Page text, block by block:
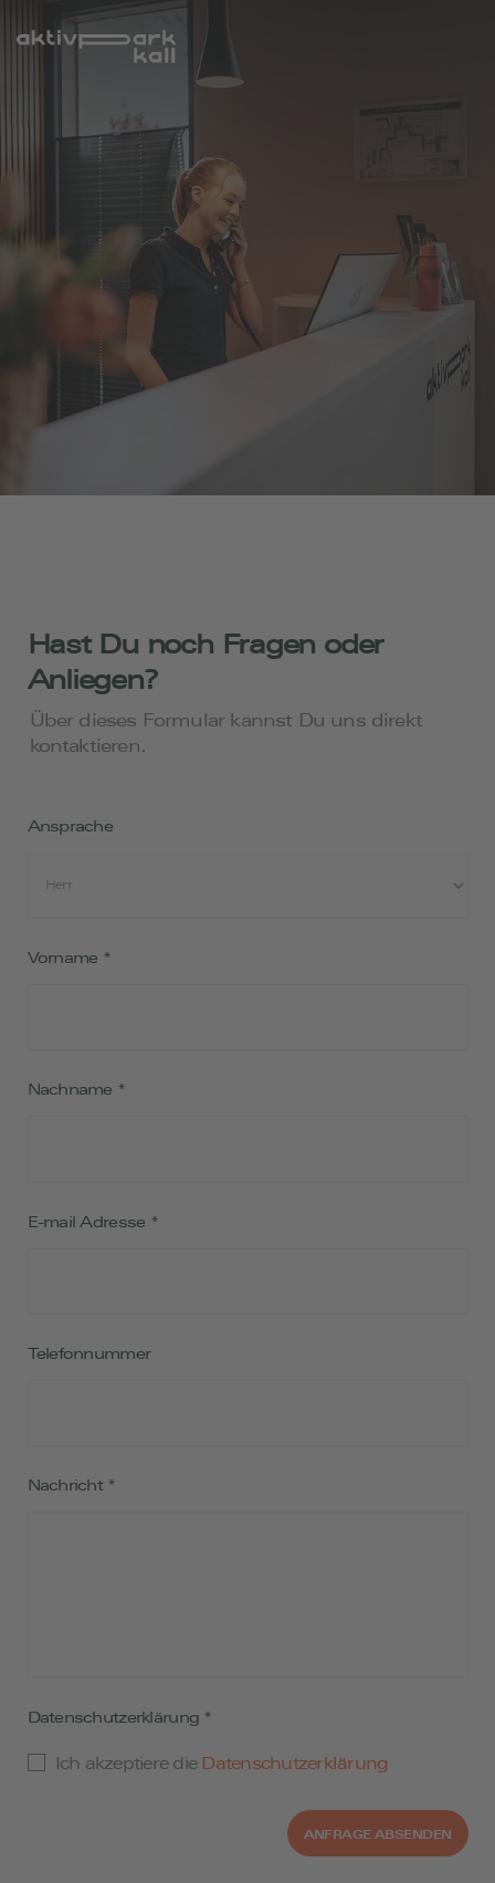
Hast Du noch Fragen oder
Anliegen?
Über dieses Formular kannst Du uns direkt
kontaktieren.
Ansprache
Vorname *
Nachname *
E-mail Adresse *
Telefonnummer
Nachricht *
Datenschutzerklärung *
Ich akzeptiere die Datenschutzerklärung
ANFRAGE ABSENDEN